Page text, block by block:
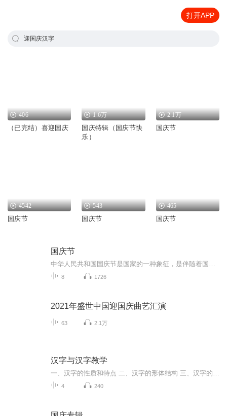
打开APP
迎国庆汉字
406
（已完结）喜迎国庆
1.6万
国庆特辑（国庆节快
乐）
2.1万
国庆节
4542
国庆节
543
国庆节
465
国庆节
国庆节
8 1726
2021年盛世中国迎国庆曲艺汇演
63 2.1万
汉字与汉字教学
4 240